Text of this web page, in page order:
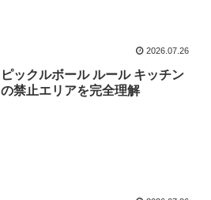
2026.07.26
ピックルボール ルール キッチン
の禁止エリアを完全理解